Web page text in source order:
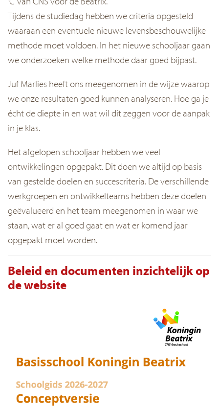
Tijdens de studiedag hebben we criteria opgesteld
waaraan een eventuele nieuwe levensbeschouwelijke
methode moet voldoen. In het nieuwe schooljaar gaan
we onderzoeken welke methode daar goed bijpast.
Juf Marlies heeft ons meegenomen in de wijze waarop
we onze resultaten goed kunnen analyseren. Hoe ga je
écht de diepte in en wat wil dit zeggen voor de aanpak
in je klas.
Het afgelopen schooljaar hebben we veel
ontwikkelingen opgepakt. Dit doen we altijd op basis
van gestelde doelen en succescriteria. De verschillende
werkgroepen en ontwikkelteams hebben deze doelen
geëvalueerd en het team meegenomen in waar we
staan, wat er al goed gaat en wat er komend jaar
opgepakt moet worden.
Beleid en documenten inzichtelijk op
de website